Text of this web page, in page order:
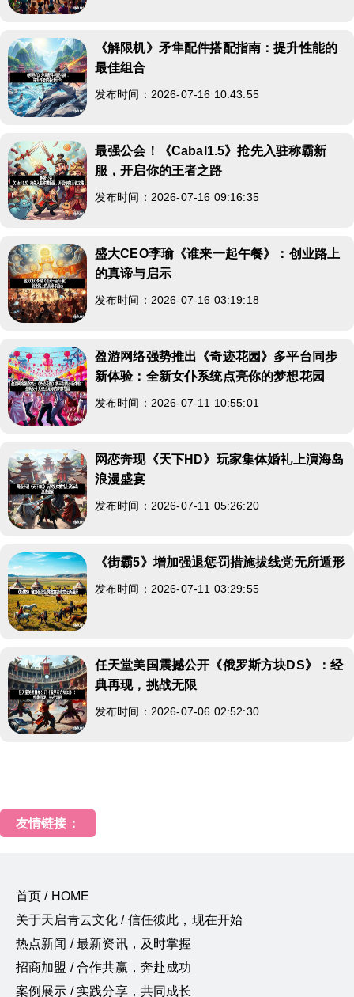
《解限机》矛隼配件搭配指南：提升性能的
最佳组合
发布时间：2026-07-16 10:43:55
最强公会！《Cabal1.5》抢先入驻称霸新
服，开启你的王者之路
发布时间：2026-07-16 09:16:35
盛大CEO李瑜《谁来一起午餐》：创业路上
的真谛与启示
发布时间：2026-07-16 03:19:18
盈游网络强势推出《奇迹花园》多平台同步
新体验：全新女仆系统点亮你的梦想花园
发布时间：2026-07-11 10:55:01
网恋奔现《天下HD》玩家集体婚礼上演海岛
浪漫盛宴
发布时间：2026-07-11 05:26:20
《街霸5》增加强退惩罚措施拔线党无所遁形
发布时间：2026-07-11 03:29:55
任天堂美国震撼公开《俄罗斯方块DS》：经
典再现，挑战无限
发布时间：2026-07-06 02:52:30
友情链接：
首页 / HOME
关于天启青云文化 / 信任彼此，现在开始
热点新闻 / 最新资讯，及时掌握
招商加盟 / 合作共赢，奔赴成功
案例展示 / 实践分享，共同成长